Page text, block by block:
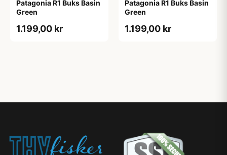
Patagonia R1 Buks Basin
Green
1.199,00 kr
Patagonia R1 Buks Basin
Green
1.199,00 kr